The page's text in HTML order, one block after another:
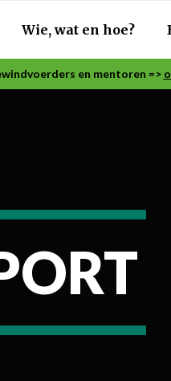
Wie, wat en hoe?
en mentoren =>